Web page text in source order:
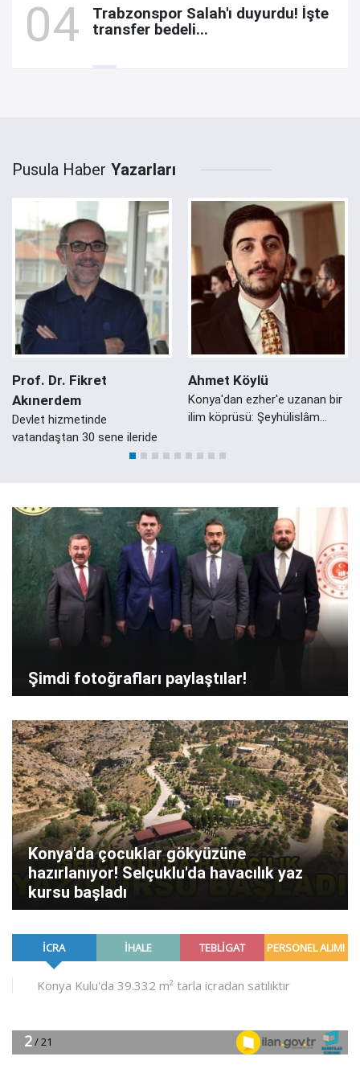
Trabzonspor Salah'ı duyurdu! İşte
transfer bedeli...
Pusula Haber Yazarları
Prof. Dr. Fikret
Akınerdem
Devlet hizmetinde
vatandaştan 30 sene ileride
Ahmet Köylü
Konya'dan ezher'e uzanan bir
ilim köprüsü: Şeyhülislâm
Konyalı Damadı Ali Zeki Efendi
Şimdi fotoğrafları paylaştılar!
Konya'da çocuklar gökyüzüne
hazırlanıyor! Selçuklu'da havacılık yaz
kursu başladı